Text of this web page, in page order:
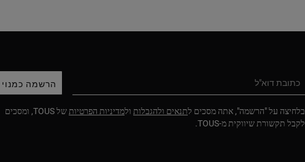
כתובת דוא"ל הרשמה כמנוי
בלחיצה על "הרשמה", אתה מסכים לתנאים ולהגבלות ולמדיניות הפרטיות
של TOUS, ומסכים
לקבל תקשורת שיווקית מ-TOUS.